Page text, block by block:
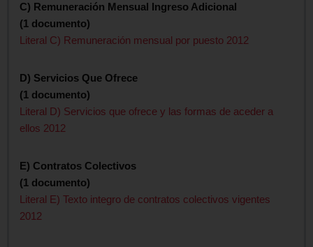
C) Remuneración Mensual Ingreso Adicional
(1 documento)
Literal C) Remuneración mensual por puesto 2012
D) Servicios Que Ofrece
(1 documento)
Literal D) Servicios que ofrece y las formas de aceder a
ellos 2012
E) Contratos Colectivos
(1 documento)
Literal E) Texto integro de contratos colectivos vigentes
2012